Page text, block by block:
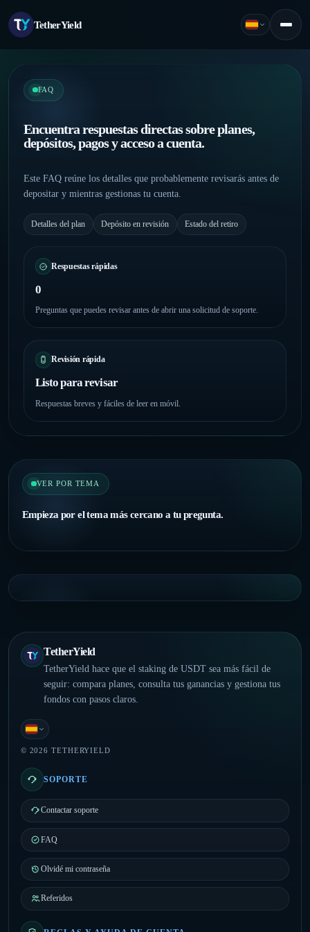
TetherYield
EspañolMenú
FAQ
Encuentra respuestas directas sobre planes,
depósitos, pagos y acceso a cuenta.
Este FAQ reúne los detalles que probablemente revisarás antes de
depositar y mientras gestionas tu cuenta.
Detalles del plan Depósito en revisión Estado del retiro
Respuestas rápidas
0
Preguntas que puedes revisar antes de abrir una solicitud de soporte.
Revisión rápida
Listo para revisar
Respuestas breves y fáciles de leer en móvil.
VER POR TEMA
Empieza por el tema más cercano a tu pregunta.
TetherYield
TetherYield hace que el staking de USDT sea más fácil de
seguir: compara planes, consulta tus ganancias y gestiona tus
fondos con pasos claros.
Español
© 2026 TETHERYIELD
SOPORTE
Contactar soporte
FAQ
Olvidé mi contraseña
Referidos